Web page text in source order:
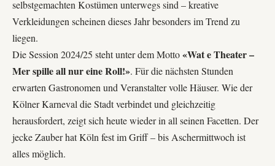
selbstgemachten Kostümen unterwegs sind – kreative
Verkleidungen scheinen dieses Jahr besonders im Trend zu
liegen.
Die Session 2024/25 steht unter dem Motto«Wat e Theater –
Mer spille all nur eine Roll!». Für die nächsten Stunden
erwarten Gastronomen und Veranstalter volle Häuser. Wie der
Kölner Karneval die Stadt verbindet und gleichzeitig
herausfordert, zeigt sich heute wieder in all seinen Facetten. Der
jecke Zauber hat Köln fest im Griff – bis Aschermittwoch ist
alles möglich.